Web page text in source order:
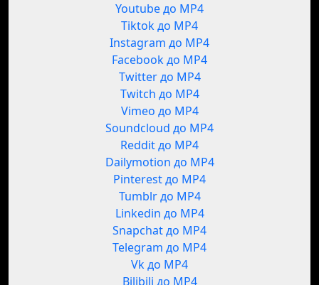
Youtube до MP4
Tiktok до MP4
Instagram до MP4
Facebook до MP4
Twitter до MP4
Twitch до MP4
Vimeo до MP4
Soundcloud до MP4
Reddit до MP4
Dailymotion до MP4
Pinterest до MP4
Tumblr до MP4
Linkedin до MP4
Snapchat до MP4
Telegram до MP4
Vk до MP4
Bilibili до MP4